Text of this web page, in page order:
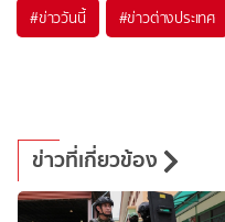
#ข่าววันนี้ #ข่าวต่างประเทศ
ข่าวที่เกี่ยวข้อง